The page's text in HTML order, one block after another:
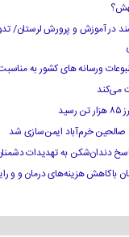
در آموزش و پرورش لرستان/
ورسانه های کشور به مناسبت
می‌کند
صالحین خرم‌آباد ایمن‌سازی شد
دندان‌شکن به تهدیدات
باکاهش هزینه‌های درمان و و